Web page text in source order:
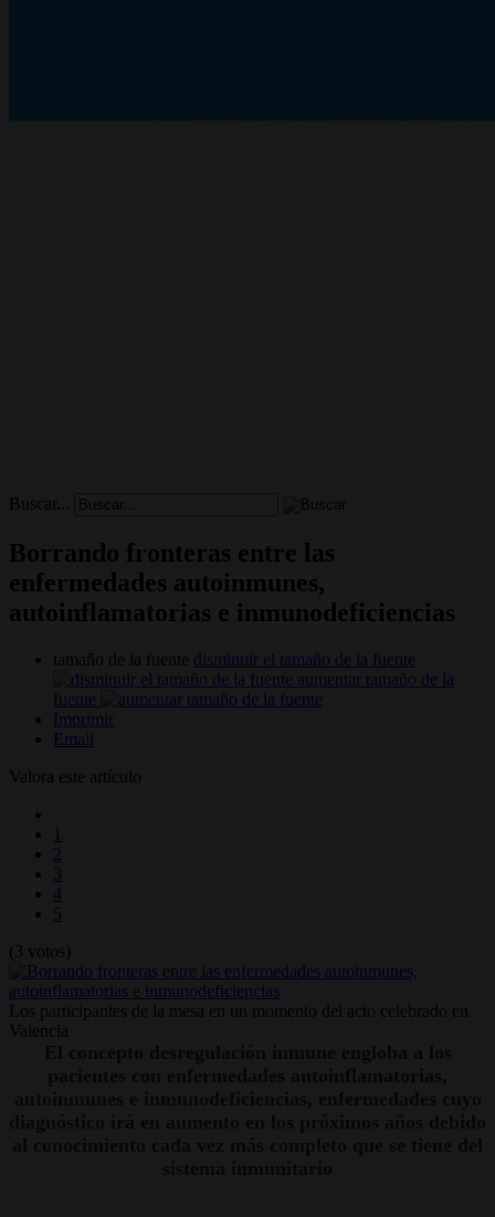
Buscar...
Borrando fronteras entre las
enfermedades autoinmunes,
autoinflamatorias e inmunodeficiencias
tamaño de la fuente disminuir el tamaño de la fuente
aumentar tamaño de la
fuente
Imprimir
Email
Valora este artículo
1
2
3
4
5
(3 votos)
Los participantes de la mesa en un momento del acto celebrado en
Valencia